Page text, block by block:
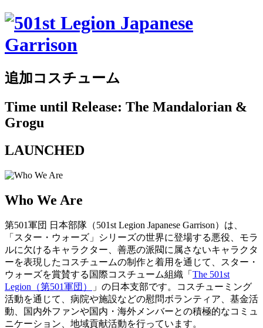
追加コスチューム
Time until Release: The Mandalorian &
Grogu
LAUNCHED
Who We Are
第501軍団 日本部隊（501st Legion Japanese Garrison）は、
「スター・ウォーズ」シリーズの世界に登場する悪役、モラ
ルに欠けるキャラクター、善悪の派閥に属さないキャラクタ
ーを表現したコスチュームの制作と着用を通じて、スター・
ウォーズを賞賛する国際コスチューム組織「 The 501st
Legion（第501軍団）
」の日本支部です。コスチューミング
活動を通じて、病院や施設などの慰問ボランティア、基金活
動、国内外ファンや国内・海外メンバーとの積極的なコミュ
ニケーション、地域貢献活動を行っています。